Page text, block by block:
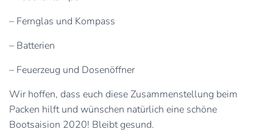
– Fernglas und Kompass
– Batterien
– Feuerzeug und Dosenöffner
Wir hoffen, dass euch diese Zusammenstellung beim
Packen hilft und wünschen natürlich eine schöne
Bootsaision 2020! Bleibt gesund.